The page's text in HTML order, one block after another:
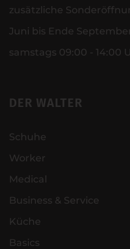
zusätzliche
Juni bis Ende
samstags 09:00 - 14:00
DER WALTER
Schuhe
Worker
Medical
Business & Service
Küche
Basics